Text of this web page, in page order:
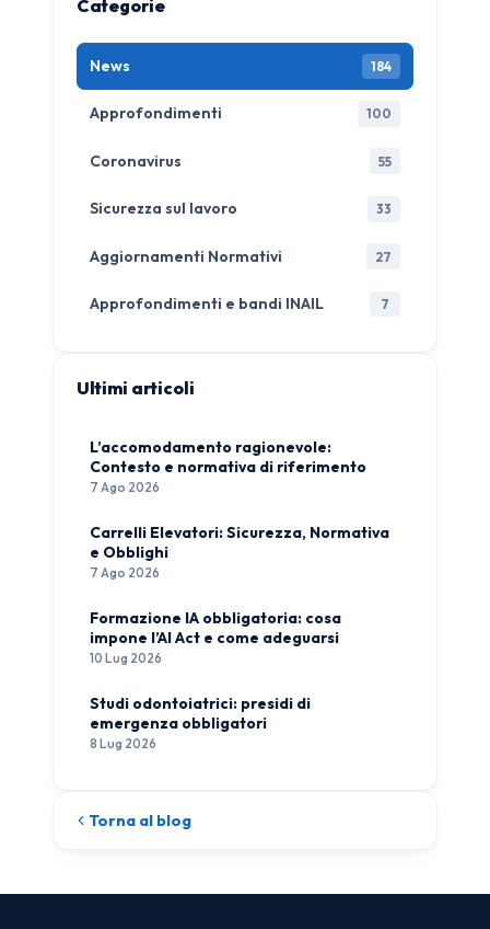
Categorie
News 184
Approfondimenti 100
Coronavirus 55
Sicurezza sul lavoro 33
Aggiornamenti Normativi 27
Approfondimenti e bandi INAIL 7
Ultimi articoli
L’accomodamento ragionevole:
Contesto e normativa di riferimento
7 Ago 2026
Carrelli Elevatori: Sicurezza, Normativa
e Obblighi
7 Ago 2026
Formazione IA obbligatoria: cosa
impone l’AI Act e come adeguarsi
10 Lug 2026
Studi odontoiatrici: presidi di
emergenza obbligatori
8 Lug 2026
Torna al blog